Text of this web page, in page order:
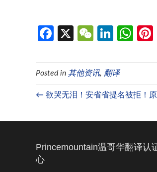
Fa
b
o
o
X
W
C
h
at
Li
ke
dI
n
W
at
s
A
Posted in 其他资讯, 翻译
← 欲哭无泪！安省省提名被拒！
Princemountain温哥华翻译认
心